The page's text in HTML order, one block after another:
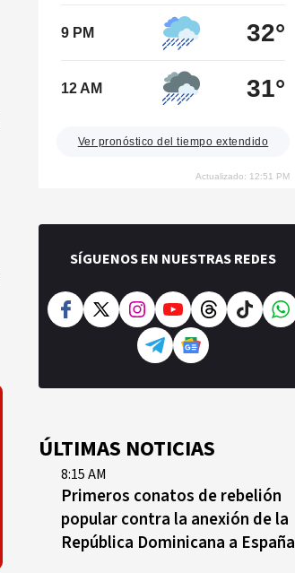
9 PM 32°
12 AM 31°
Ver pronóstico del tiempo extendido
Actualizado: 12:51 PM
SÍGUENOS EN NUESTRAS REDES
ÚLTIMAS NOTICIAS
8:15 AM
Primeros conatos de rebelión
popular contra la anexión de la
República Dominicana a España